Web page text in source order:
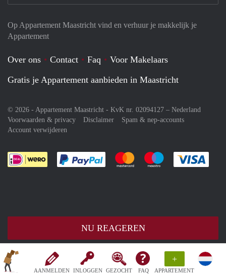
AANMELDEN INLOGGEN GEZOCHT FAQ
+
APPARTEMENT
NU REAGEREN
Op Appartement Maastricht vind en verhuur je makkelijk je
Appartement
Over ons Contact Faq
Voor Makelaars
Gratis je Appartement aanbieden in Maastricht
© 2026 - Appartement Maastricht - KvK nr. 02094127 – Nederland
Voorwaarden & privacy
Disclaimer
Spam & nep-accounts
Account verwijderen
Je rekent gemakkelijk af met Paypal
Je rekent gemakkelijk af met
Je rekent